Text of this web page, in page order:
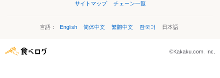
サイトマップ
チェーン一覧
言語： English 简体中文 繁體中文 한국어 日本語
©Kakaku.com, Inc.